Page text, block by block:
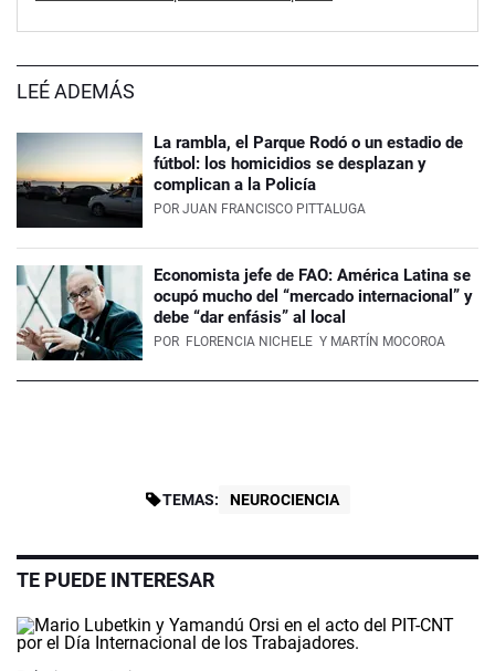
LEÉ ADEMÁS
La rambla, el Parque Rodó o un estadio de
fútbol: los homicidios se desplazan y
complican a la Policía
POR JUAN FRANCISCO PITTALUGA
Economista jefe de FAO: América Latina se
ocupó mucho del “mercado internacional” y
debe “dar enfásis” al local
POR FLORENCIA NICHELE Y MARTÍN MOCOROA
TEMAS: NEUROCIENCIA
TE PUEDE INTERESAR